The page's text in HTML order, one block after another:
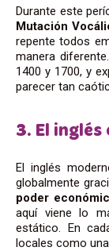
Durante este
Mutación
repente todos
manera
1400 y 1700, y
parecer tan
3. El
El inglés
globalmente
poder
aquí viene lo
estático. En
locales como